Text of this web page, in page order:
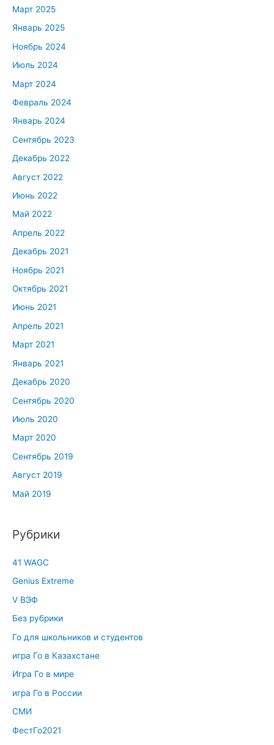
Март 2025
Январь 2025
Ноябрь 2024
Июль 2024
Март 2024
Февраль 2024
Январь 2024
Сентябрь 2023
Декабрь 2022
Август 2022
Июнь 2022
Май 2022
Апрель 2022
Декабрь 2021
Ноябрь 2021
Октябрь 2021
Июнь 2021
Апрель 2021
Март 2021
Январь 2021
Декабрь 2020
Сентябрь 2020
Июль 2020
Март 2020
Сентябрь 2019
Август 2019
Май 2019
Рубрики
41 WAGC
Genius Extreme
V ВЭФ
Без рубрики
Го для школьников и студентов
игра Го в Казахстане
Игра Го в мире
игра Го в России
СМИ
ФестГо2021